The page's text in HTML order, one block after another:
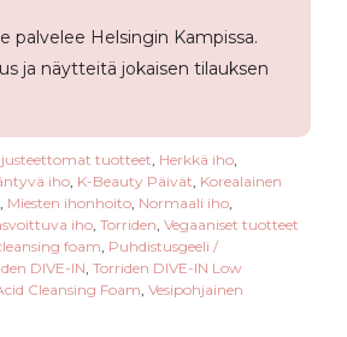
palvelee Helsingin Kampissa.
ja näytteitä jokaisen tilauksen
tuotteet, Herkkä iho,
iho, K-Beauty Päivät, Korealainen
, Miesten ihonhoito, Normaali iho,
iho, Torriden, Vegaaniset tuotteet
foam, Puhdistusgeeli /
DIVE-IN, Torriden DIVE-IN Low
Cleansing Foam, Vesipohjainen